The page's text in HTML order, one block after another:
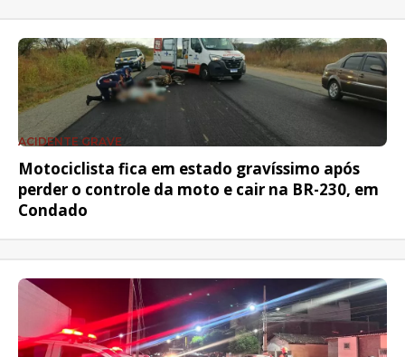
ACIDENTE GRAVE
Motociclista fica em estado gravíssimo após
perder o controle da moto e cair na BR-230, em
Condado